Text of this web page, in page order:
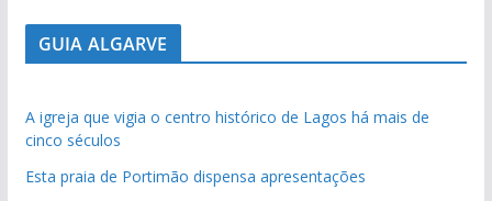
GUIA ALGARVE
A igreja que vigia o centro histórico de Lagos há mais de
cinco séculos
Esta praia de Portimão dispensa apresentações